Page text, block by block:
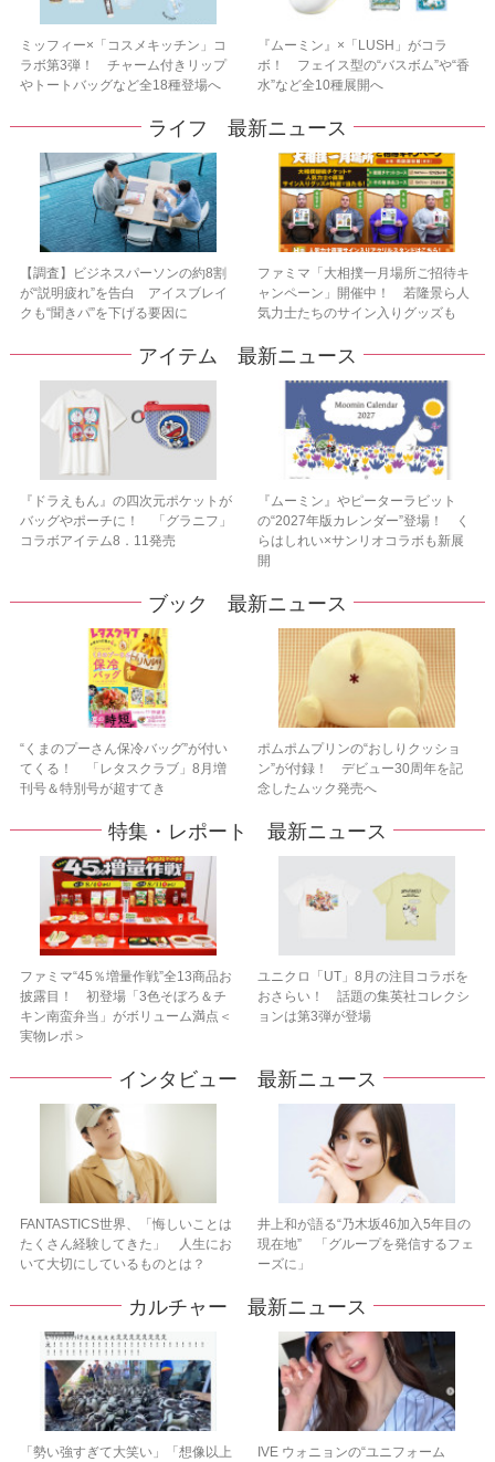
ミッフィー×「コスメキッチン」コ
ラボ第3弾！ チャーム付きリップ
やトートバッグなど全18種登場へ
『ムーミン』×「LUSH」がコラ
ボ！ フェイス型の“バスボム”や“香
水”など全10種展開へ
ライフ 最新ニュース
【調査】ビジネスパーソンの約8割
が“説明疲れ”を告白 アイスブレイ
クも“聞きパ”を下げる要因に
ファミマ「大相撲一月場所ご招待キ
ャンペーン」開催中！ 若隆景ら人
気力士たちのサイン入りグッズも
アイテム 最新ニュース
『ドラえもん』の四次元ポケットが
バッグやポーチに！ 「グラニフ」
コラボアイテム8．11発売
『ムーミン』やピーターラビット
の“2027年版カレンダー”登場！ く
らはしれい×サンリオコラボも新展
開
ブック 最新ニュース
“くまのプーさん保冷バッグ”が付い
てくる！ 「レタスクラブ」8月増
刊号＆特別号が超すてき
ポムポムプリンの“おしりクッショ
ン”が付録！ デビュー30周年を記
念したムック発売へ
特集・レポート 最新ニュース
ファミマ“45％増量作戦”全13商品お
披露目！ 初登場「3色そぼろ＆チ
キン南蛮弁当」がボリューム満点＜
実物レポ＞
ユニクロ「UT」8月の注目コラボを
おさらい！ 話題の集英社コレクシ
ョンは第3弾が登場
インタビュー 最新ニュース
FANTASTICS世界、「悔しいことは
たくさん経験してきた」 人生にお
いて大切にしているものとは？
井上和が語る“乃木坂46加入5年目の
現在地” 「グループを発信するフェ
ーズに」
カルチャー 最新ニュース
「勢い強すぎて大笑い」「想像以上
IVE ウォニョンの“ユニフォーム